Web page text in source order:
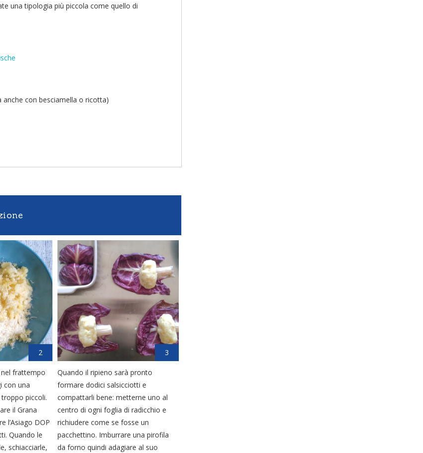
una tipologia più piccola come quello di
con besciamella o ricotta)
2
nel frattempo
con una
piccoli.
il Grana
l’Asiago DOP
Quando le
schiacciarle,
3
Quando il ripieno sarà pronto
formare dodici salsicciotti e
compattarli bene: metterne uno al
centro di ogni foglia di radicchio e
richiudere come se fosse un
pacchettino. Imburrare una pirofila
da forno quindi adagiare al suo